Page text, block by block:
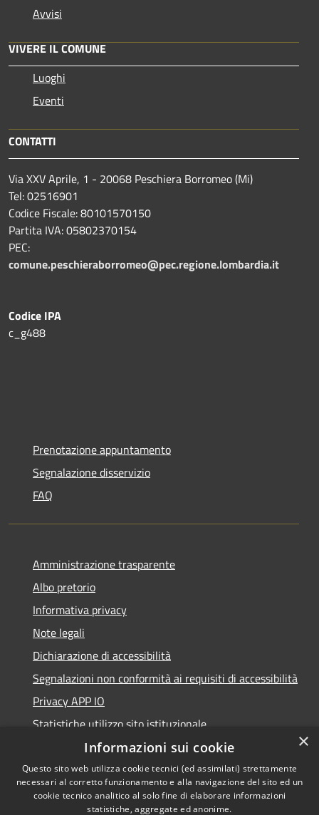
Avvisi
VIVERE IL COMUNE
Luoghi
Eventi
CONTATTI
Via XXV Aprile, 1 - 20068 Peschiera Borromeo (Mi)
Tel: 02516901
Codice Fiscale: 80101570150
Partita IVA: 05802370154
PEC:
comune.peschieraborromeo@pec.regione.lombardia.it
Codice IPA
c_g488
Prenotazione appuntamento
Segnalazione disservizio
FAQ
Amministrazione trasparente
Albo pretorio
Informativa privacy
Note legali
Dichiarazione di accessibilità
Segnalazioni non conformità ai requisiti di accessibilità
Privacy APP IO
Statistiche utilizzo sito istituzionale
Qualità dei Servizi Comunali
×
Informazioni sui cookie
Questo sito web utilizza cookie tecnici (ed assimilati) strettamente
necessari al corretto funzionamento e alla navigazione del sito ed un
cookie tecnico analitico al solo fine di elaborare informazioni
statistiche, aggregate ed anonime.